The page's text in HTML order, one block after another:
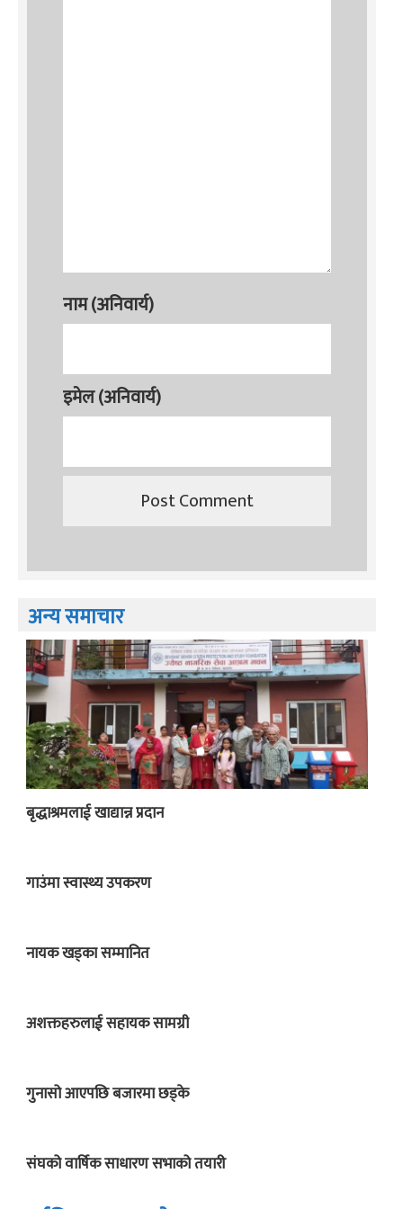
नाम (अनिवार्य)
इमेल (अनिवार्य)
अन्य समाचार
बृद्धाश्रमलाई खाद्यान्न प्रदान
गाउंमा स्वास्थ्य उपकरण
नायक खड्का सम्मानित
अशक्तहरुलाई सहायक सामग्री
गुनासो आएपछि बजारमा छड्के
संघको वार्षिक साधारण सभाको तयारी